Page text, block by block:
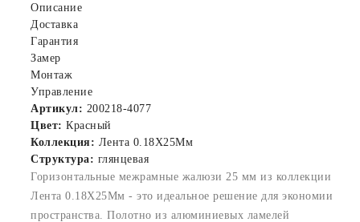
Описание
Доставка
Гарантия
Замер
Монтаж
Управление
Артикул: 200218-4077
Цвет: Красный
Коллекция: Лента 0.18X25Мм
Структура: глянцевая
Горизонтальные межрамные жалюзи 25 мм из коллекции
Лента 0.18X25Мм - это идеальное решение для экономии
пространства. Полотно из алюминиевых ламелей